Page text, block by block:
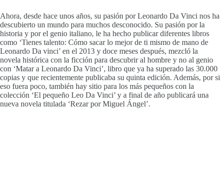
Ahora, desde hace unos años, su pasión por Leonardo Da Vinci nos ha
descubierto un mundo para muchos desconocido. Su pasión por la
historia y por el genio italiano, le ha hecho publicar diferentes libros
como ‘Tienes talento: Cómo sacar lo mejor de ti mismo de mano de
Leonardo Da vinci’ en el 2013 y doce meses después, mezcló la
novela histórica con la ficción para descubrir al hombre y no al genio
con ‘Matar a Leonardo Da Vinci’, libro que ya ha superado las 30.000
copias y que recientemente publicaba su quinta edición. Además, por si
eso fuera poco, también hay sitio para los más pequeños con la
colección ‘El pequeño Leo Da Vinci’ y a final de año publicará una
nueva novela titulada ‘Rezar por Miguel Ángel’.